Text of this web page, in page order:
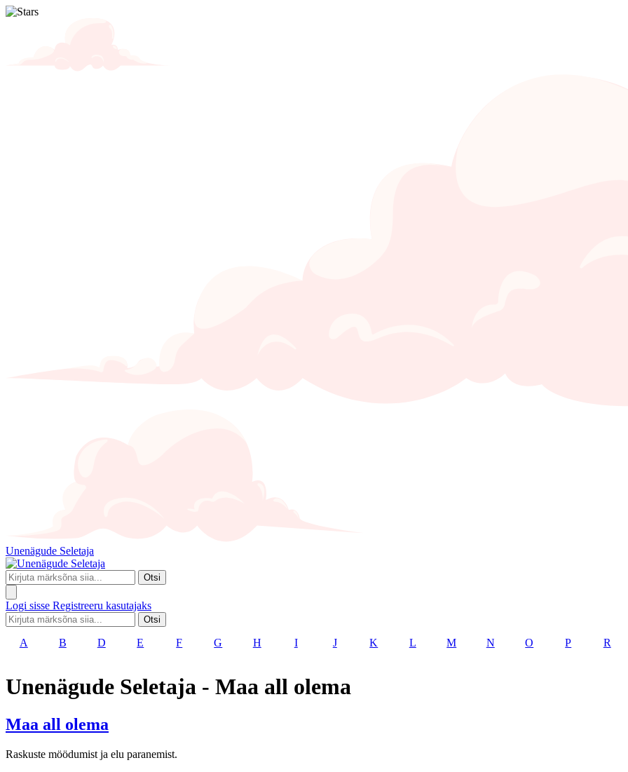
Unenägude Seletaja
Otsi
Logi sisse Registreeru kasutajaks
Otsi
A B D E F G H I J K L M N O P R
Unenägude Seletaja - Maa all olema
Maa all olema
Raskuste möödumist ja elu paranemist.